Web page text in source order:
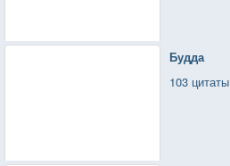
Будда
103 цитаты